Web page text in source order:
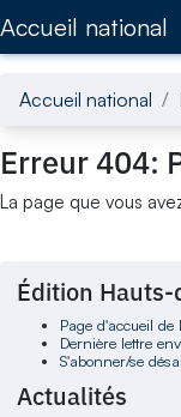
Accueil national
Accueil national
Erreur 404:
La page que vous
Édition
Page d'accueil
Dernière lettre
S'abonner/se
Actualités